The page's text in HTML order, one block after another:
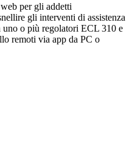
per gli addetti
gli interventi di assistenza
uno o più regolatori ECL 310 e
remoti via app da PC o